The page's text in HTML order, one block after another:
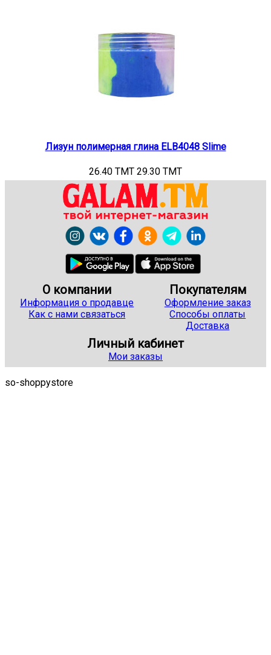
Лизун полимерная глина ELB4048 Slime
26.40 TMT 29.30 TMT
О компании
Информация о продавце
Как с нами связаться
Покупателям
Оформление заказ
Способы оплаты
Доставка
Личный кабинет
Мои заказы
so-shoppystore